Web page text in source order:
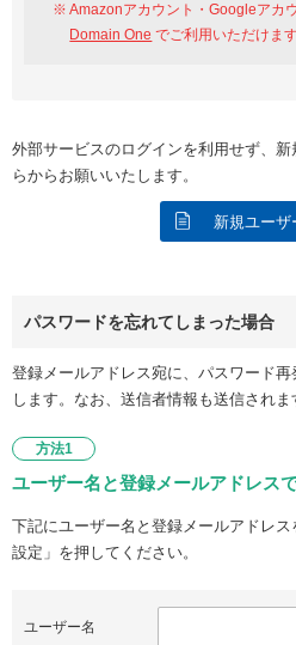
Amazonアカウント・Googleアカ
Domain One でご利用いただけます
外部サービスのログインを利用せず、
らからお願いいたします。
新規ユーザ
パスワードを忘れてしまった場合
登録メールアドレス宛に、パスワード
します。なお、送信者情報も送信されま
方法1
ユーザー名と登録メールアドレス
下記にユーザー名と登録メールアドレ
設定」を押してください。
ユーザー名